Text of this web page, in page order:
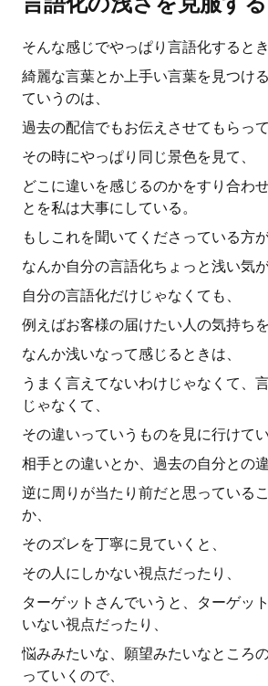
そんな感じでやっぱり言語化するとき
綺麗な言葉とか上手い言葉を見つけ
ていうのは、
過去の配信でもお伝えさせてもらって
その時にやっぱり同じ景色を見て、
どこに違いを感じるのかをすり合わ
とを私は大事にしている。
もしこれを聞いてくださっている方が
なんか自分の言語化ちょっと浅い気
自分の言語化だけじゃなくても、
例えばお客様の届けたい人の気持ち
なんか浅いなって感じるときは、
うまく言えてないわけじゃなくて、
じゃなくて、
その違いっていうものを見に行けて
相手との違いとか、過去の自分との違
逆に周りが当たり前だと思っている
か、
そのズレを丁寧に見ていくと、
その人にしかない視点だったり、
ターゲットさんでいうと、ターゲッ
いない視点だったり、
悩みみたいな、願望みたいなところ
っていくので、